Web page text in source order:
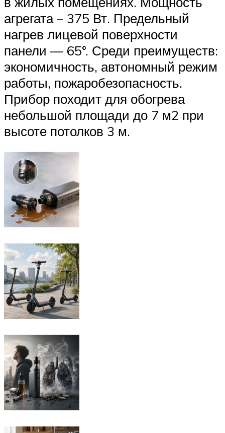
агрегата – 375 Вт. Предельный
нагрев лицевой поверхности
панели — 65°. Среди преимуществ:
экономичность, автономный режим
работы, пожаробезопасность.
Прибор походит для обогрева
небольшой площади до 7 м2 при
высоте потолков 3 м.